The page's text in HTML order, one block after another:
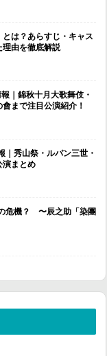
は？あらすじ・キャス
理由を徹底解説
｜錦秋十月大歌舞伎・
まで注目公演紹介！
｜秀山祭・ルパン三世・
演まとめ
危機？ 〜辰之助「染團